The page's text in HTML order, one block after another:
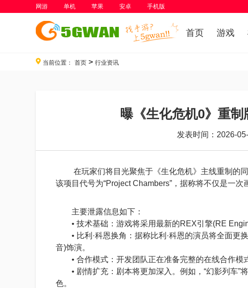
网游 单机 苹果 安卓 手机版
首页 游戏
当前位置： 首页 > 行业资讯
曝《生化危机0》重
发表时间：2026-
在玩家们将目光聚焦于《生化危机》主线重制的同
该项目代号为“Project Chambers”，据称将不仅是一
主要泄露信息如下：
• 技术基础：游戏将采用最新的REX引擎(RE
• 比利·科恩换角：据称比利·科恩的演员将全面更
音)饰演。
• 合作模式：开发团队正在准备完整的在线合作模
• 剧情扩充：剧本将更加深入。例如，“幻影列车”
色。